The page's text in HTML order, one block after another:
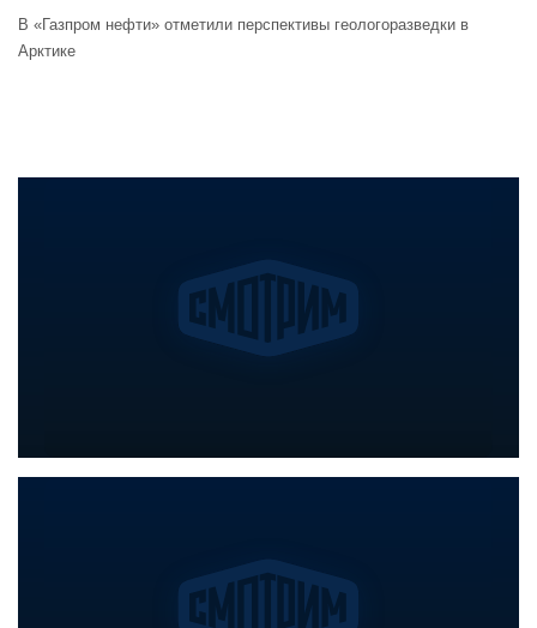
В «Газпром нефти» отметили перспективы геологоразведки в
Арктике